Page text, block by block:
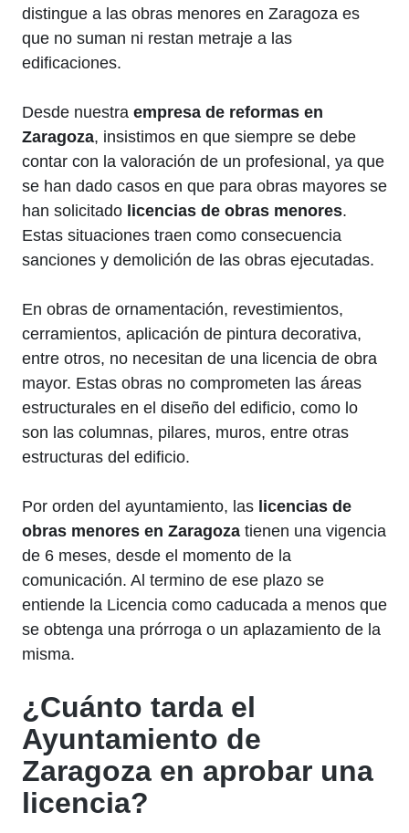
distingue a las obras menores en Zaragoza es
que no suman ni restan metraje a las
edificaciones.
Desde nuestra empresa de reformas en
Zaragoza, insistimos en que siempre se debe
contar con la valoración de un profesional, ya que
se han dado casos en que para obras mayores se
han solicitado licencias de obras menores.
Estas situaciones traen como consecuencia
sanciones y demolición de las obras ejecutadas.
En obras de ornamentación, revestimientos,
cerramientos, aplicación de pintura decorativa,
entre otros, no necesitan de una licencia de obra
mayor. Estas obras no comprometen las áreas
estructurales en el diseño del edificio, como lo
son las columnas, pilares, muros, entre otras
estructuras del edificio.
Por orden del ayuntamiento, las licencias de
obras menores en Zaragoza tienen una vigencia
de 6 meses, desde el momento de la
comunicación. Al termino de ese plazo se
entiende la Licencia como caducada a menos que
se obtenga una prórroga o un aplazamiento de la
misma.
¿Cuánto tarda el
Ayuntamiento de
Zaragoza en aprobar una
licencia?